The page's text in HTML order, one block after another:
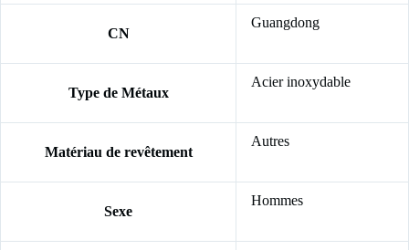
CN
Guangdong
Type de Métaux
Acier inoxydable
Matériau de revêtement
Autres
Sexe
Hommes